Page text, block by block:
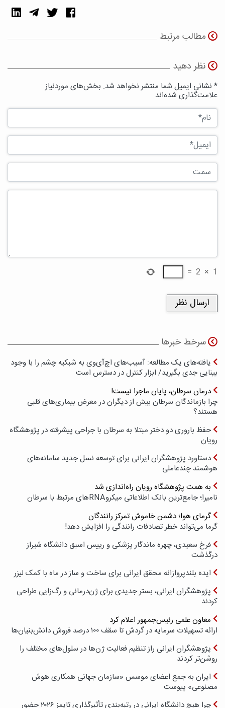
مطالب مرتبط
نظر دهید
* نشانی ایمیل شما منتشر نخواهد شد. بخش‌های موردنیاز
علامت‌گذاری شده‌اند
1
×
2
=
سرخط خبرها
یافته‌های یک مطالعه: آسیب‌های اچ‌آی‌وی به شبکیه چشم را با وجود
بینایی جدی بگیرید/ ابزار کنترل در دسترس است
درمان سرطان، پایان ماجرا نیست!
چرا بازماندگان سرطان بیش از دیگران در معرض بیماری‌های قلبی
هستند؟
حفظ باروری دو دختر مبتلا به سرطان با جراحی پیشرفته در پژوهشگاه
رویان
دستاورد پژوهشگران ایرانی برای توسعه نسل جدید سامانه‌های
هوشمند چندعاملی
به همت پژوهشگاه رویان راه‌اندازی شد
نامیرا؛ جامع‌ترین بانک اطلاعاتی میکروRNAهای مرتبط با سرطان
گرمای هوا؛ دشمن خاموش تمرکز رانندگان
گرما می‌تواند خطر تصادفات رانندگی را افزایش دهد!
فرخ سعیدی، چهره ماندگار پزشکی و رییس اسبق دانشگاه شیراز
درگذشت
ایده بلندپروازانه محقق ایرانی برای ساخت و ساز در ماه با کمک لیزر
پژوهشگران ایرانی، بستر جدیدی برای ژن‌درمانی و رگ‌زایی طراحی
کردند
معاون علمی رئیس‌جمهور اعلام کرد
ارائه تسهیلات سرمایه در گردش تا سقف ۱۰۰ درصد فروش دانش‌بنیان‌ها
پژوهشگران ایرانی راز تنظیم فعالیت ژن‌ها در سلول‌های مختلف را
روشن‌تر کردند
ایران به جمع اعضای موسس «سازمان جهانی همکاری هوش
مصنوعی» پیوست
چرا هیچ دانشگاه ایرانی در رتبه‌بندی تأثیرگذاری تایمز ۲۰۲۶ حضور